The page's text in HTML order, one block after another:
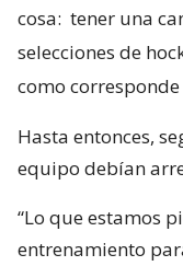
cosa: tener una
selecciones de
como corresponde
Hasta entonces,
equipo debían
“Lo que estamos
entrenamiento